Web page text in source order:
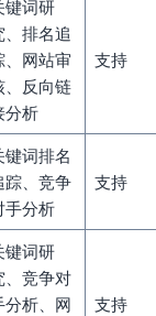
键词研
、排名追
、网站审
、反向链
分析
支持
键词排名
踪、竞争
手分析
支持
键词研
、竞争对
分析、网
支持